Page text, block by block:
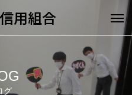
用組合
グ